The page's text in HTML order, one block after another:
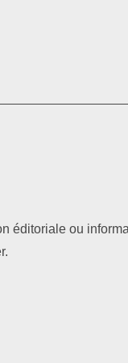
éditoriale ou